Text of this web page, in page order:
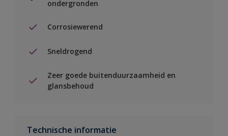
ondergronden
Corrosiewerend
Sneldrogend
Zeer goede buitenduurzaamheid en
glansbehoud
Technische informatie